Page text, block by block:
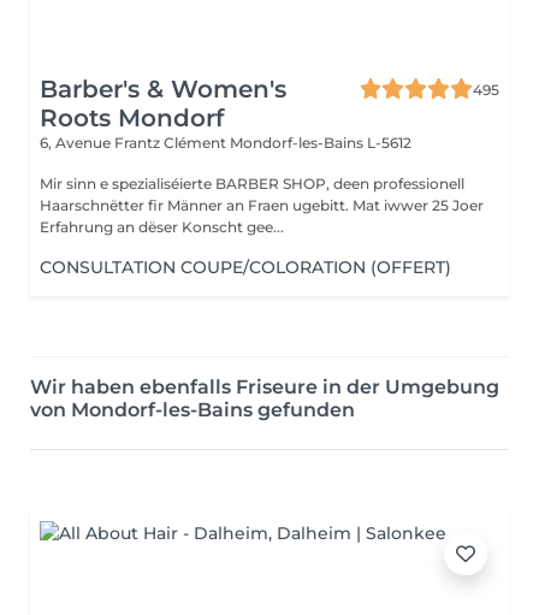
Barber's & Women's
Roots Mondorf
495
6, Avenue Frantz Clément Mondorf-les-Bains L-5612
Mir sinn e spezialiséierte BARBER SHOP, deen professionell
Haarschnëtter fir Männer an Fraen ugebitt. Mat iwwer 25 Joer
Erfahrung an dëser Konscht gee...
CONSULTATION COUPE/COLORATION (OFFERT)
Wir haben ebenfalls Friseure in der Umgebung
von Mondorf-les-Bains gefunden